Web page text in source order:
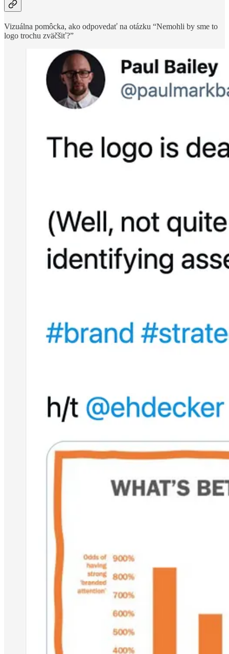
Vizuálna pomôcka, ako odpovedať na otázku “Nemohli by sme to
logo trochu zväčšiť?”